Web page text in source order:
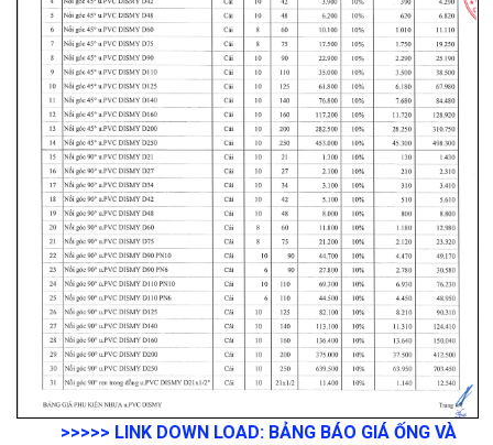
>>>>> LINK DOWN LOAD: BẢNG BÁO GIÁ ỐNG VÀ